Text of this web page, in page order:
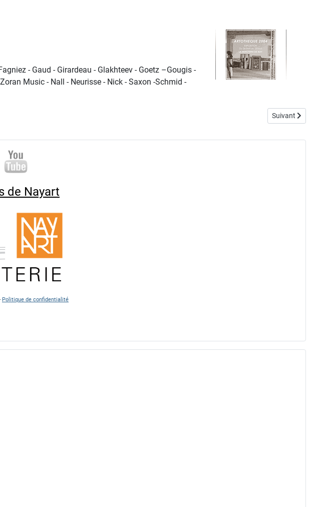
- Gaud - Girardeau - Glakhteev - Goetz –Gougis -
Music - Nall - Neurisse - Nick - Saxon -Schmid -
Article suivant :
Suivant
de Nayart
Politique de confidentialité